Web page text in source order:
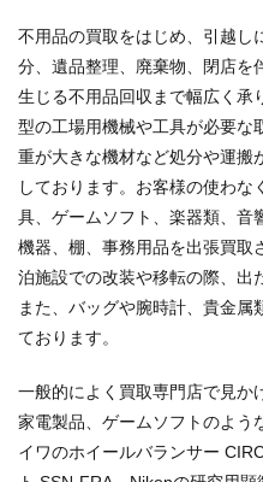
不用品の買取をはじめ、引越し
分、遺品整理、廃棄物、閉店を
生じる不用品回収まで幅広く承
型の工場用機械や工具が必要な
重が大きな機材など処分や運搬
しております。お客様の使わ
具、ゲームソフト、楽器類、音
機器、棚、事務用品を出張買取
泊施設での改装や移転の際、出
また、バッグや腕時計、貴金属
ております。
一般的によく買取専門店で見か
家電製品、ゲームソフトのよう
イワのホイールバランサー